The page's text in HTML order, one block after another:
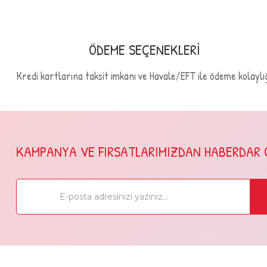
ÖDEME SEÇENEKLERİ
Kredi kartlarına taksit imkanı ve Havale/EFT ile ödeme
KAMPANYA VE FIRSATLARIMIZDAN HABERDAR